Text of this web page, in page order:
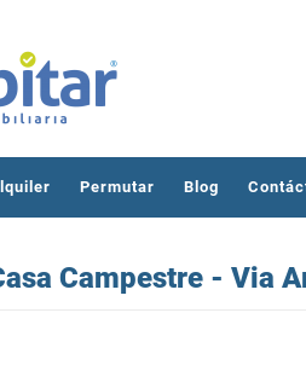
Permutar Blog
Campestre - Via